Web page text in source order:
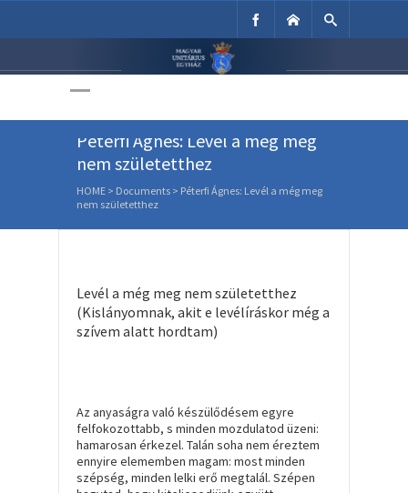
Unitárius Egyház
Péterfi Ágnes: Levél a még meg
nem születetthez
HOME > Documents > Péterfi Ágnes: Levél a még meg
nem születetthez
Levél a még meg nem születetthez
(Kislányomnak, akit e levélíráskor még a
szívem alatt hordtam)
Az anyaságra való készülődésem egyre
felfokozottabb, s minden mozdulatod üzeni:
hamarosan érkezel. Talán soha nem éreztem
ennyire elememben magam: most minden
szépség, minden lelki erő megtalál. Szépen